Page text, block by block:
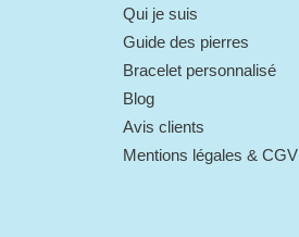
Qui je suis
Guide des pierres
Bracelet personnalisé
Blog
Avis clients
Mentions légales & CGV